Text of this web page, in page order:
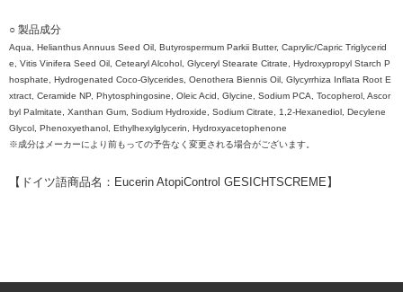
○ 製品成分
Aqua, Helianthus Annuus Seed Oil, Butyrospermum Parkii Butter, Caprylic/Capric Triglycerid
e, Vitis Vinifera Seed Oil, Cetearyl Alcohol, Glyceryl Stearate Citrate, Hydroxypropyl Starch P
hosphate, Hydrogenated Coco-Glycerides, Oenothera Biennis Oil, Glycyrrhiza Inflata Root E
xtract, Ceramide NP, Phytosphingosine, Oleic Acid, Glycine, Sodium PCA, Tocopherol, Ascor
byl Palmitate, Xanthan Gum, Sodium Hydroxide, Sodium Citrate, 1,2-Hexanediol, Decylene
Glycol, Phenoxyethanol, Ethylhexylglycerin, Hydroxyacetophenone
※成分はメーカーにより前もっての予告なく変更される場合がございます。
【ドイツ語商品名：Eucerin AtopiControl GESICHTSCREME】